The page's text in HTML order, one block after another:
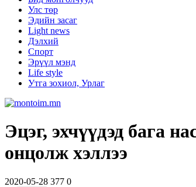
Улс төр
Эдийн засаг
Light news
Дэлхий
Спорт
Эрүүл мэнд
Life style
Утга зохиол, Урлаг
Эцэг, эхчүүдэд бага
онцолж хэллээ
2020-05-28 377 0